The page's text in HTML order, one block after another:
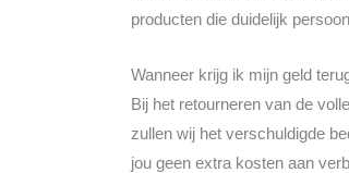
producten die duidelijk
Wanneer krijg ik mijn geld
Bij het retourneren van de
zullen wij het verschuldigde
jou geen extra kosten aan